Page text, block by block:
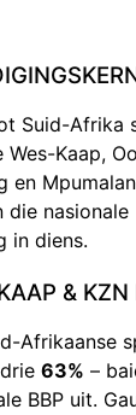
Suid-Afrika
Kaap,
en
die nasionale
in diens.
& KZN
Afrikaanse
63% –
BBP uit.